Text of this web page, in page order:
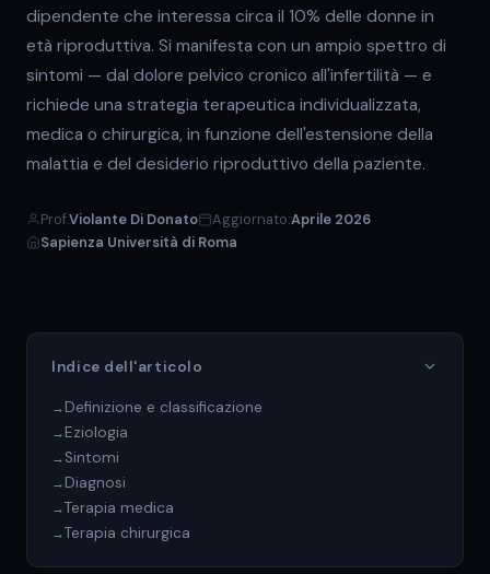
dipendente che interessa circa il 10% delle donne in
età riproduttiva. Si manifesta con un ampio spettro di
sintomi — dal dolore pelvico cronico all'infertilità — e
richiede una strategia terapeutica individualizzata,
medica o chirurgica, in funzione dell'estensione della
malattia e del desiderio riproduttivo della paziente.
Prof.Violante Di Donato Aggiornato:Aprile 2026
Sapienza Università di Roma
Indice dell'articolo
Definizione e classificazione
Eziologia
Sintomi
Diagnosi
Terapia medica
Terapia chirurgica